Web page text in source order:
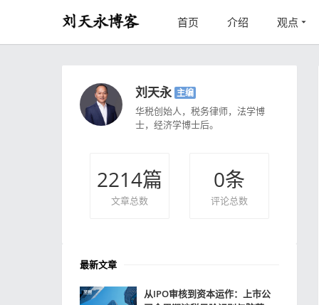
首页 介绍 观点
刘天永 主编
华税创始人，税务律师，法学博
士，经济学博士后。
2214篇
文章总数
0条
评论总数
最新文章
从IPO审核到资本运作：上市公